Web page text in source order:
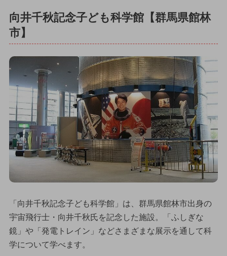
向井千秋記念子ども科学館【群馬県館林
市】
「向井千秋記念子ども科学館」は、群馬県館林市出身の
宇宙飛行士・向井千秋氏を記念した施設。「ふしぎな
鏡」や「発電トレイン」などさまざまな展示を通して科
学について学べます。